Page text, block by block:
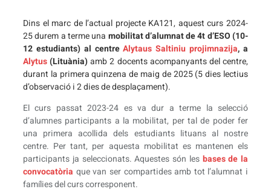
Dins el marc de l’actual projecte KA121, aquest curs 2024-
25 durem a terme una mobilitat d’alumnat de 4t d’ESO (10-
12 estudiants) al centreAlytaus Saltiniu projimnazija, a
Alytus(Lituània)amb 2 docents acompanyants del centre,
durant la primera quinzena de maig de 2025 (5 dies lectius
d’observació i 2 dies de desplaçament).
El curs passat 2023-24 es va dur a terme la selecció
d’alumnes participants a la mobilitat, per tal de poder fer
una primera acollida dels estudiants lituans al nostre
centre. Per tant, per aquesta mobilitat es mantenen els
participants ja seleccionats. Aquestes són les bases de la
convocatòria que van ser compartides amb tot l’alumnat i
famílies del curs corresponent.